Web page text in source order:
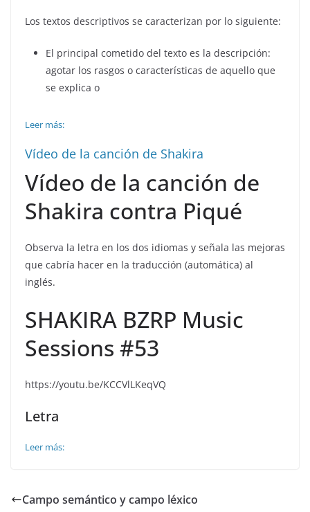
Los textos descriptivos se caracterizan por lo siguiente:
El principal cometido del texto es la descripción:
agotar los rasgos o características de aquello que
se explica o
Leer más:
Vídeo de la canción de Shakira
Vídeo de la canción de
Shakira contra Piqué
Observa la letra en los dos idiomas y señala las mejoras
que cabría hacer en la traducción (automática) al
inglés.
SHAKIRA BZRP Music
Sessions #53
https://youtu.be/KCCVlLKeqVQ
Letra
Leer más:
Campo semántico y campo léxico